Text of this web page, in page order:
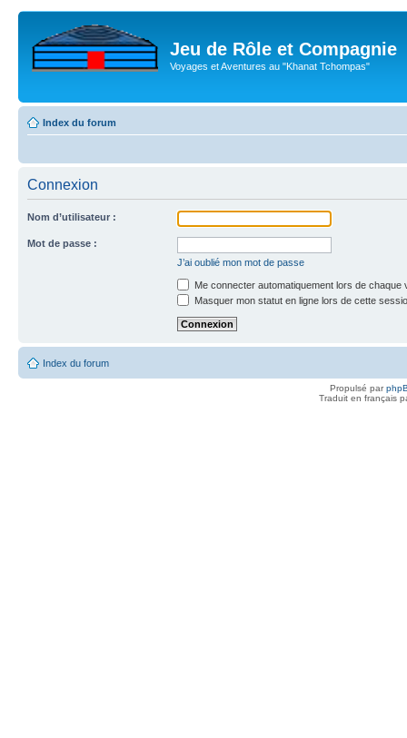
Jeu de Rôle et Compagnie
Voyages et Aventures au "Khanat Tchompas"
Index du forum
Connexion
Nom d’utilisateur :
Mot de passe :
J’ai oublié mon mot de passe
Me connecter automatiquement lors de chaque
Masquer mon statut en ligne lors de cette
Index du forum
Propulsé par
Traduit en français